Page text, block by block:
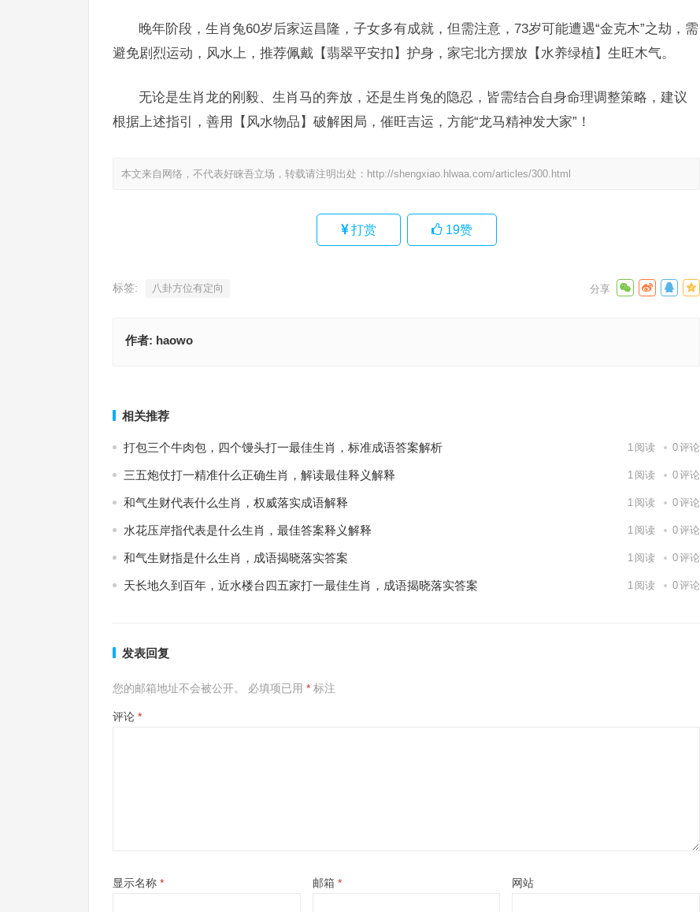
晚年阶段，生肖兔60岁后家运昌隆，子女多有成就，但需注意，73岁可能遭遇“金克木”之劫，需
避免剧烈运动，风水上，推荐佩戴【翡翠平安扣】护身，家宅北方摆放【水养绿植】生旺木气。
无论是生肖龙的刚毅、生肖马的奔放，还是生肖兔的隐忍，皆需结合自身命理调整策略，建议
根据上述指引，善用【风水物品】破解困局，催旺吉运，方能“龙马精神发大家”！
本文来自网络，不代表好睐吾立场，转载请注明出处： http://shengxiao.hlwaa.com/articles/300.html
打赏 19赞
标签: 八卦方位有定向
作者: haowo
相关推荐
打包三个牛肉包，四个馒头打一最佳生肖，标准成语答案解析 1 阅读 0评论
三五炮仗打一精准什么正确生肖，解读最佳释义解释 1 阅读 0评论
和气生财代表什么生肖，权威落实成语解释 1 阅读 0评论
水花压岸指代表是什么生肖，最佳答案释义解释 1 阅读 0评论
和气生财指是什么生肖，成语揭晓落实答案 1 阅读 0评论
天长地久到百年，近水楼台四五家打一最佳生肖，成语揭晓落实答案 1 阅读 0评论
发表回复
您的邮箱地址不会被公开。 必填项已用 * 标注
评论 *
显示名称 * 邮箱 * 网站